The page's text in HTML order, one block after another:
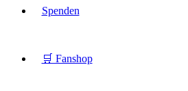
Spenden
🛒 Fanshop